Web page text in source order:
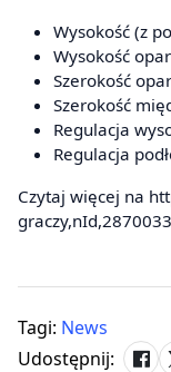
Wysokość (z
Wysokość
Szerokość
Szerokość
Regulacja
Regulacja
Czytaj więcej na
Tagi: News
Udostępnij: